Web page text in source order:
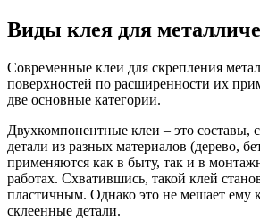
Виды клея для
Современные клеи для скрепления
поверхностей по расширенности их
две основные категории.
Двухкомпонентные клеи – это составы,
детали из разных материалов (дерево,
применяются как в быту, так и в
работах. Схватившись, такой клей
пластичным. Однако это не мешает ему
склеенные детали.